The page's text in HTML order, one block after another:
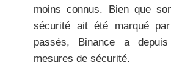
moins connus. Bien que
sécurité ait été marqué
passés, Binance a
mesures de sécurité.